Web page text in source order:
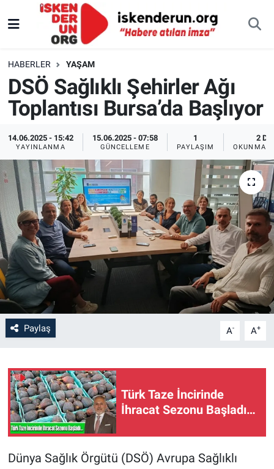
HABERLER YAŞAM
DSÖ Sağlıklı Şehirler Ağı
Toplantısı Bursa’da Başlıyor
14.06.2025 - 15:42
YAYINLANMA
15.06.2025 - 07:58
GÜNCELLEME
1
PAYLAŞIM
2 DK
OKUNMA
Paylaş A- A+
Türk Taze İncirinde
İhracat Sezonu Başladı…
Dünya Sağlık Örgütü (DSÖ) Avrupa Sağlıklı